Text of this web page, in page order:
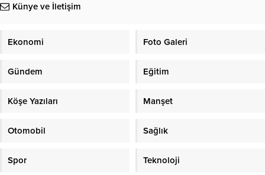
Künye ve İletişim
Ekonomi Foto Galeri
Gündem Eğitim
Köşe Yazıları Manşet
Otomobil Sağlık
Spor Teknoloji